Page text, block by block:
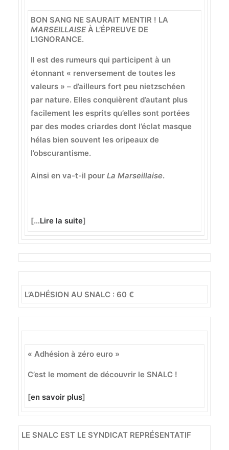
BON SANG NE SAURAIT MENTIR ! LA
MARSEILLAISEÀ L’ÉPREUVE DE
L’IGNORANCE.
Il est des rumeurs qui participent à un
étonnant « renversement de toutes les
valeurs » – d’ailleurs fort peu nietzschéen
par nature. Elles conquièrent d’autant plus
facilement les esprits qu’elles sont portées
par des modes criardes dont l’éclat masque
hélas bien souvent les oripeaux de
l’obscurantisme.
Ainsi en va-t-il pour La Marseillaise.
[…Lire la suite]
L’ADHÉSION AU SNALC : 60 €
« Adhésion à zéro euro »
C’est le moment de découvrir le SNALC !
[en savoir plus]
LE SNALC EST LE SYNDICAT REPRÉSENTATIF